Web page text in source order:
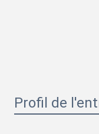
Profil de